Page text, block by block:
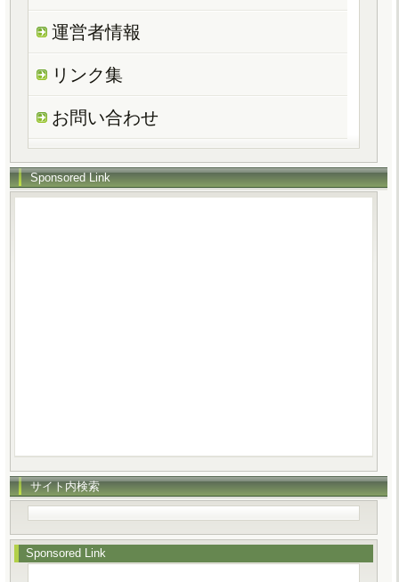
運営者情報
リンク集
お問い合わせ
Sponsored Link
サイト内検索
Sponsored Link